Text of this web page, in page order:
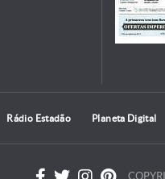
Rádio Estadão Planeta Digital